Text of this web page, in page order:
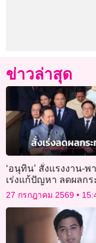
ข่าวล่าสุด
‘อนุทิน’ สั่งแรงงาน-
เร่งแก้ปัญหา ลดผลกร
สหรัฐ 12.5%
27 กรกฎาคม 2569